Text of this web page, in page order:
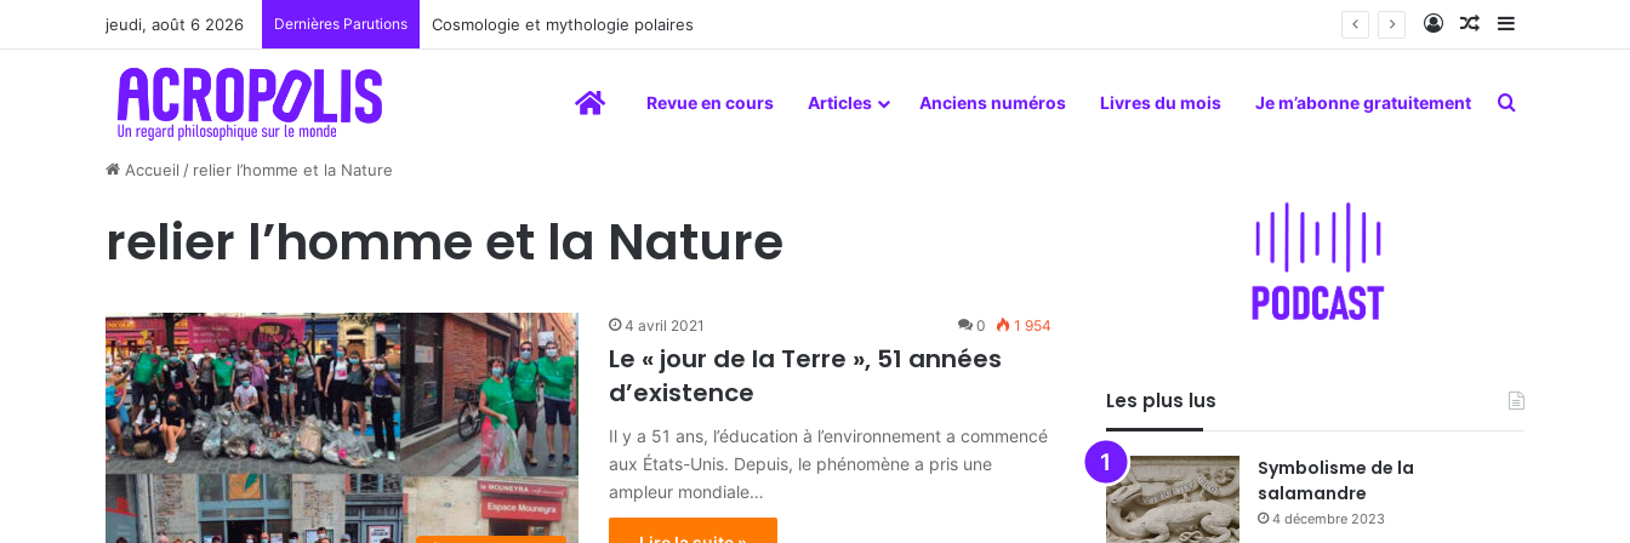
jeudi, août 6 2026 Dernières Parutions Renoir : la peinture comme un art du lien Connexion
Article Aléatoire
Sidebar
AccueilRevue en cours Articles Anciens numéros Livres du mois Je m’abonne gratuitement Rechercher
Accueil / relier l’homme et la Nature
relier l’homme et la Nature
4 avril 2021 0 1 954
Le « jour de la Terre », 51 années
d’existence
Il y a 51 ans, l’éducation à l’environnement a commencé
aux États-Unis. Depuis, le phénomène a pris une
ampleur mondiale…
Les plus lus
Symbolisme de la
salamandre
4 décembre 2023